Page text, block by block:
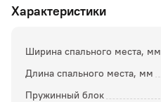
Характеристики
Ширина спального места, мм
Длина спального места, мм
Пружинный блок